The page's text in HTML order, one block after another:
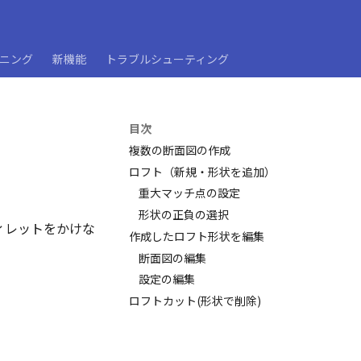
ング 新機能 トラブルシューティング
目次
複数の断面図の作成
ロフト（新規・形状を追加）
重大マッチ点の設定
形状の正負の選択
作成したロフト形状を編集
断面図の編集
設定の編集
ロフトカット(形状で削除)
ットをかけな